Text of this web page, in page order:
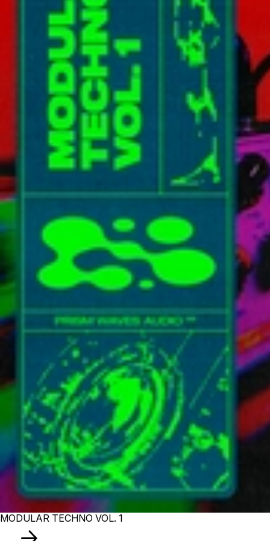
MODULAR TECHNO VOL. 1